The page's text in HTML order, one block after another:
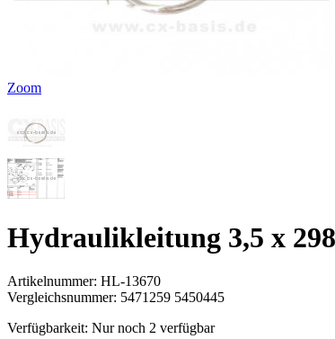
Zoom
Hydraulikleitung 3,5 x
Artikelnummer: HL-13670
Vergleichsnummer: 5471259 5450445
Verfügbarkeit: Nur noch 2 verfügbar